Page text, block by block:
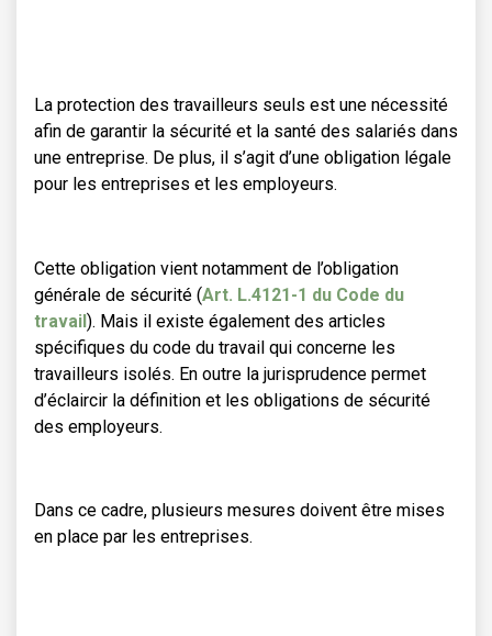
La protection des travailleurs seuls est une nécessité
afin de garantir la sécurité et la santé des salariés dans
une entreprise. De plus, il s’agit d’une obligation légale
pour les entreprises et les employeurs.
Cette obligation vient notamment de l’obligation
générale de sécurité (Art. L.4121-1 du Code du
travail). Mais il existe également des articles
spécifiques du code du travail qui concerne les
travailleurs isolés. En outre la jurisprudence permet
d’éclaircir la définition et les obligations de sécurité
des employeurs.
Dans ce cadre, plusieurs mesures doivent être mises
en place par les entreprises.